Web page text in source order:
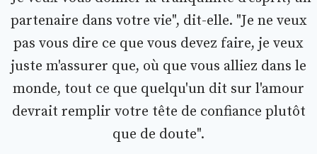
partenaire dans votre vie", dit-elle. "Je ne veux
pas vous dire ce que vous devez faire, je veux
juste m'assurer que, où que vous alliez dans le
monde, tout ce que quelqu'un dit sur l'amour
devrait remplir votre tête de confiance plutôt
que de doute".